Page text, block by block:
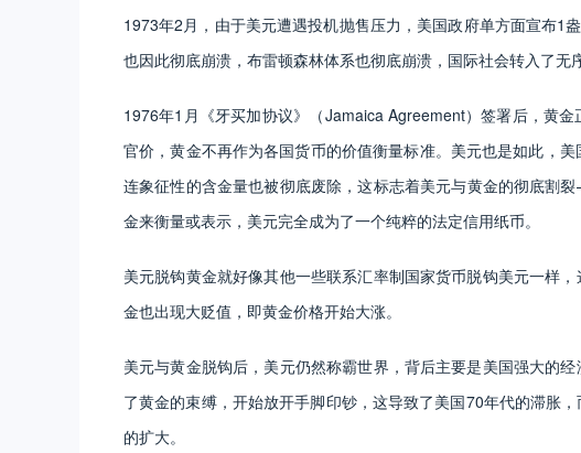
1973年2月，由于美元遭遇投机抛售压力，美国政府单方面宣布1
也因此彻底崩溃，布雷顿森林体系也彻底崩溃，国际社会转入了无
1976年1月《牙买加协议》（Jamaica Agreement）签署后，黄
官价，黄金不再作为各国货币的价值衡量标准。美元也是如此，
连象征性的含金量也被彻底废除，这标志着美元与黄金的彻底割
金来衡量或表示，美元完全成为了一个纯粹的法定信用纸币。
美元脱钩黄金就好像其他一些联系汇率制国家货币脱钩美元一样
金也出现大贬值，即黄金价格开始大涨。
美元与黄金脱钩后，美元仍然称霸世界，背后主要是美国强大的
了黄金的束缚，开始放开手脚印钞，这导致了美国70年代的滞胀
的扩大。